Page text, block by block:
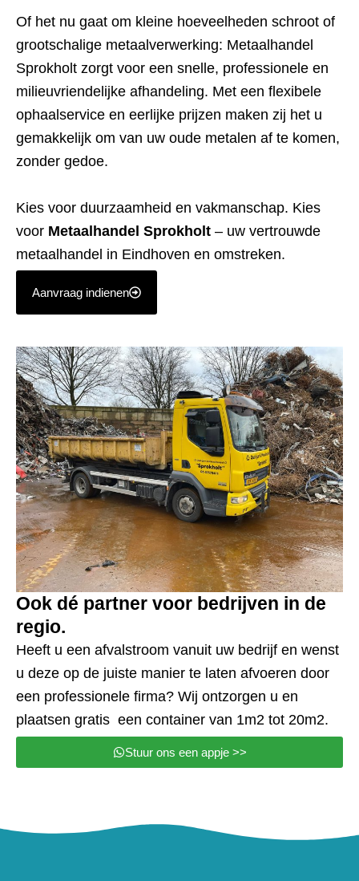
Of het nu gaat om kleine hoeveelheden schroot of
grootschalige metaalverwerking: Metaalhandel
Sprokholt zorgt voor een snelle, professionele en
milieuvriendelijke afhandeling. Met een flexibele
ophaalservice en eerlijke prijzen maken zij het u
gemakkelijk om van uw oude metalen af te komen,
zonder gedoe.
Kies voor duurzaamheid en vakmanschap. Kies
voor Metaalhandel Sprokholt – uw vertrouwde
metaalhandel in Eindhoven en omstreken.
Aanvraag indienen
Ook dé partner voor bedrijven in de
regio.
Heeft u een afvalstroom vanuit uw bedrijf en wenst
u deze op de juiste manier te laten afvoeren door
een professionele firma? Wij ontzorgen u en
plaatsen gratis een container van 1m2 tot 20m2.
Stuur ons een appje >>